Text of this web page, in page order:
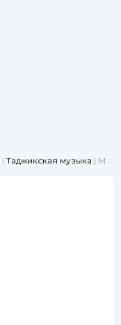
| Таджикская музыка | Мадина - Ту Хамони